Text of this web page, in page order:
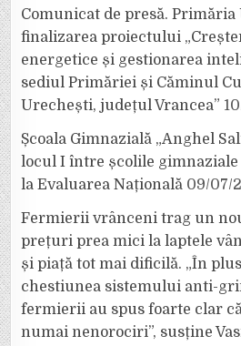
Comunicat de presă.
finalizarea proiectului
energetice și gestionarea
sediul Primăriei și Căminul
Urechești, județul Vrancea”
Școala Gimnazială „Anghel
locul I între școlile
la Evaluarea Națională 09/07/
Fermierii vrânceni trag un
prețuri prea mici la laptele
și piață tot mai dificilă. „În
chestiunea sistemului anti-
fermierii au spus foarte clar
numai nenorociri”, susține